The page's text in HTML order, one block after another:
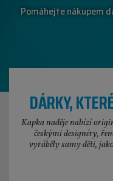
Pomáhejte nákupem
DÁRKY,
Kapka naděje nabízí
českými designéry,
vyráběly samy děti,